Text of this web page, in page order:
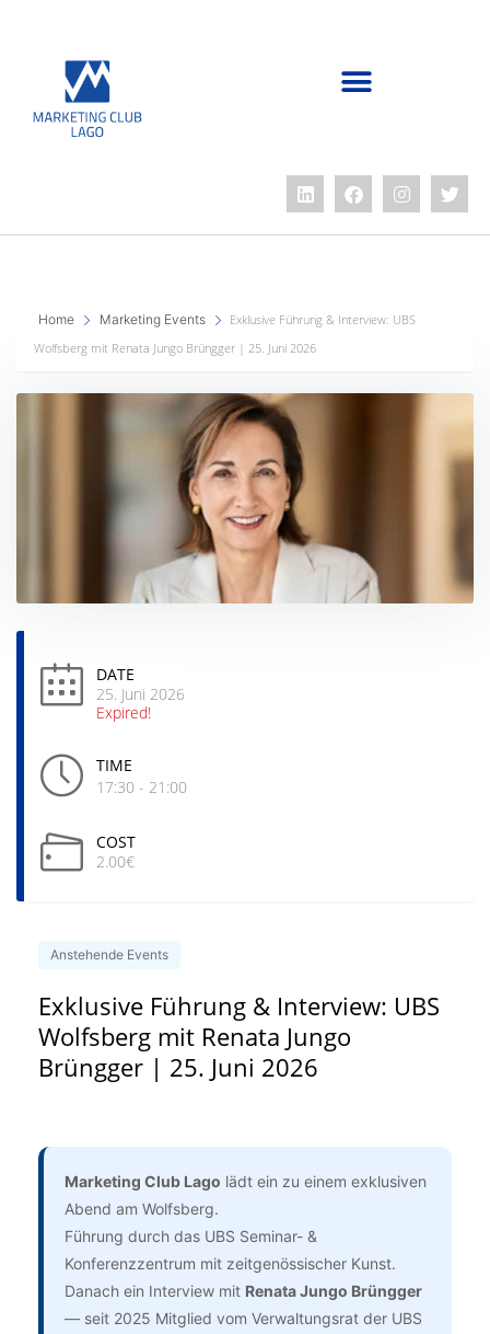
Home Marketing Events
Exklusive Führung & Interview: UBS
Wolfsberg mit Renata Jungo Brüngger | 25. Juni 2026
DATE
25. Juni 2026
Expired!
TIME
17:30 - 21:00
COST
2.00€
Anstehende Events
Exklusive Führung & Interview: UBS
Wolfsberg mit Renata Jungo
Brüngger | 25. Juni 2026
Marketing Club Lago lädt ein zu einem exklusiven
Abend am Wolfsberg.
Führung durch das UBS Seminar- &
Konferenzzentrum mit zeitgenössischer Kunst.
Danach ein Interview mit Renata Jungo Brüngger
— seit 2025 Mitglied vom Verwaltungsrat der UBS